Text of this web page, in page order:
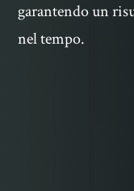
garantendo un
nel tempo.